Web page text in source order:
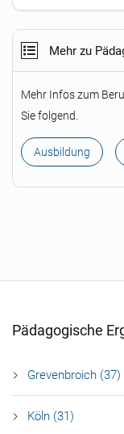
Mehr zu
Mehr Infos zum
Sie folgend.
Ausbildung
Pädagogische
Grevenbroich (37)
Köln (31)